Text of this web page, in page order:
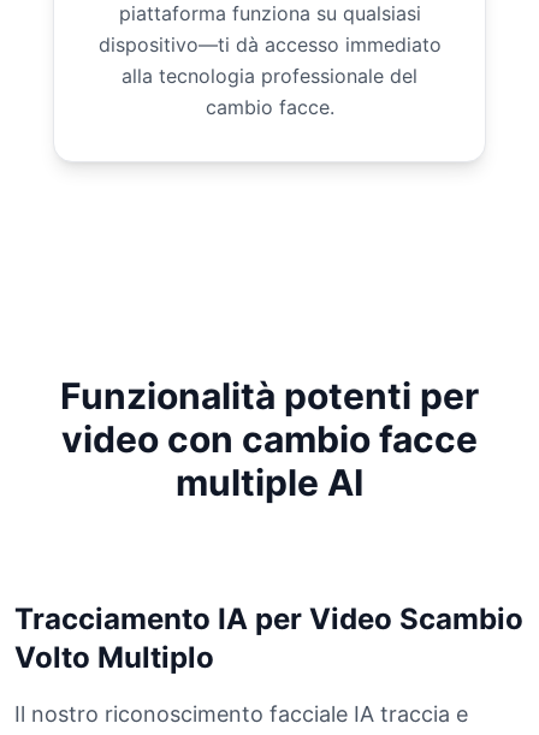
piattaforma funziona su qualsiasi
dispositivo—ti dà accesso immediato
alla tecnologia professionale del
cambio facce.
Funzionalità potenti per
video con cambio facce
multiple AI
Tracciamento IA per Video Scambio
Volto Multiplo
Il nostro riconoscimento facciale IA traccia e